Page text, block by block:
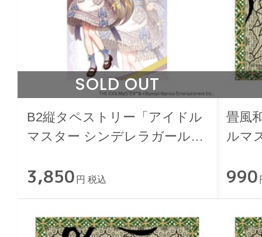
SOLD OUT
B2縦タペストリー「アイドル
マスター シンデレラガール
3,850 円 税込
畳風
ルマ
990